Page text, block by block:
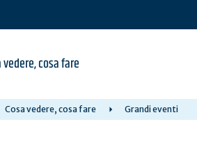
vedere, cosa fare
Cosa vedere, cosa fare Grandi eventi